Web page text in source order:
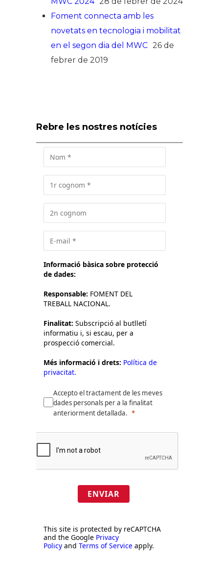
Foment connecta amb les
novetats en tecnologia i mobilitat
en el segon dia del MWC 26 de
febrer de 2019
Rebre les nostres notícies
Informació bàsica sobre protecció
de dades:
Responsable: FOMENT DEL
TREBALL NACIONAL.
Finalitat: Subscripció al butlletí
informatiu i, si escau, per a
prospecció comercial.
Més informació i drets: Política de
privacitat.
Accepto el tractament de les meves
dades personals per a la finalitat
anteriorment detallada.
ENVIAR
This site is protected by reCAPTCHA
and the Google Privacy
Policy and Terms of Service apply.